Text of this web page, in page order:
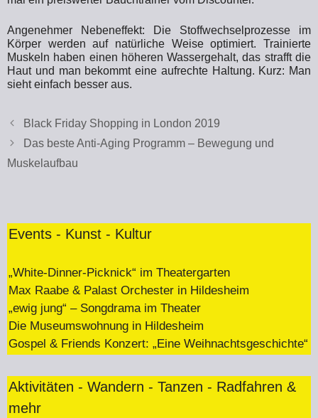
Angenehmer Nebeneffekt: Die Stoffwechselprozesse im
Körper werden auf natürliche Weise optimiert. Trainierte
Muskeln haben einen höheren Wassergehalt, das strafft die
Haut und man bekommt eine aufrechte Haltung. Kurz: Man
sieht einfach besser aus.
Black Friday Shopping in London 2019
Das beste Anti-Aging Programm – Bewegung und
Muskelaufbau
Events - Kunst - Kultur
„White-Dinner-Picknick“ im Theatergarten
Max Raabe & Palast Orchester in Hildesheim
„ewig jung“ – Songdrama im Theater
Die Museumswohnung in Hildesheim
Gospel & Friends Konzert: „Eine Weihnachtsgeschichte“
Aktivitäten - Wandern - Tanzen - Radfahren &
mehr